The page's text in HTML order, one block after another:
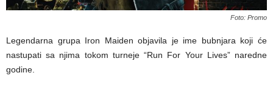
Foto: Promo
Legendarna grupa Iron Maiden objavila je ime bubnjara koji će
nastupati sa njima tokom turneje “Run For Your Lives” naredne
godine.